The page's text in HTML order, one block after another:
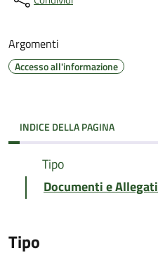
Argomenti
Accesso all'informazione
INDICE DELLA PAGINA
Tipo
Documenti e Allegati
Tipo